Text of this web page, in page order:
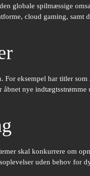
globale spilmæssige
cloud gaming, samt
For eksempel har titler som
nye indtægtsstrømme
skal konkurrere om
uden behov for